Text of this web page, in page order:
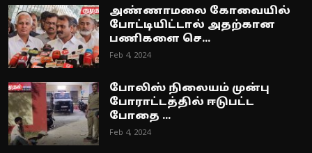
அண்ணாமலை கோவையில்
போட்டியிட்டால் அதற்கான
பணிகளை செ...
Feb 4, 2024
போலிஸ் நிலையம் முன்பு
போராட்டத்தில் ஈடுபட்ட
போதை ...
Feb 4, 2024